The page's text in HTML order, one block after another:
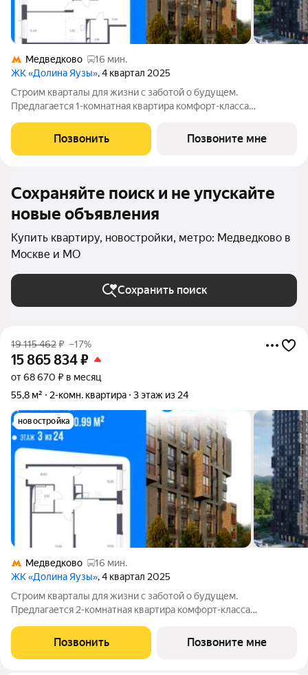
Медведково
16 мин.
ЖК «Долина Яузы», 4 квартал 2025
Строим кварталы для жизни с заботой о будущем.
Предлагается 1-комнатная квартира комфорт-класса
в жилом комплексе "Долина Яузы".Квартиры комплекса на
выбор: могут быть как с отделкой, так и
Позвонить Позвоните мне
Сохраняйте поиск и не упускайте
новые объявления
Купить квартиру, новостройки, метро: Медведково в
Москве и МО
Сохранить поиск
19 115 462₽ –17%
15 865 834₽
от 68 670 ₽ в месяц
55,8 м²
2-комн. квартира 3 этаж из 24
новостройка
Медведково
16 мин.
ЖК «Долина Яузы», 4 квартал 2025
Строим кварталы для жизни с заботой о будущем.
Предлагается 2-комнатная квартира комфорт-класса
жилом комплексе "Долина Яузы".Квартиры комплекса на
выбор: могут быть как с отделкой, так и
Позвонить Позвоните мне